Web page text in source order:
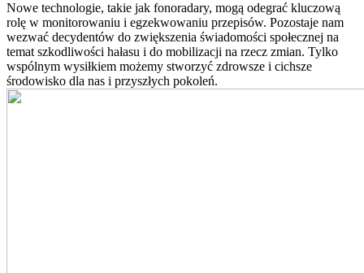
Nowe technologie, takie jak fonoradary, mogą odegrać kluczową
rolę w monitorowaniu i egzekwowaniu przepisów. Pozostaje nam
wezwać decydentów do zwiększenia świadomości społecznej na
temat szkodliwości hałasu i do mobilizacji na rzecz zmian. Tylko
wspólnym wysiłkiem możemy stworzyć zdrowsze i cichsze
środowisko dla nas i przyszłych pokoleń.